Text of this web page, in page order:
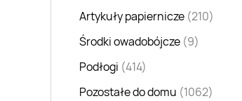
Artykuły papiernicze (210)
Środki owadobójcze (9)
Podłogi (414)
Pozostałe do domu (1062)